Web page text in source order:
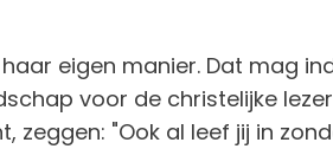
eigen manier. Dat mag
voor de christelijke
zeggen: "Ook al leef jij in